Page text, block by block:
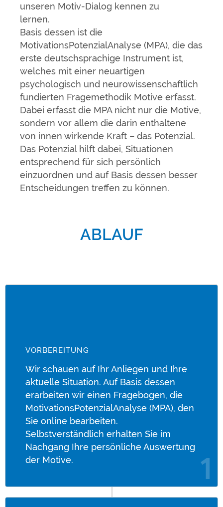
unseren Motiv-Dialog kennen zu
lernen.
Basis dessen ist die
MotivationsPotenzialAnalyse (MPA), die das
erste deutschsprachige Instrument ist,
welches mit einer neuartigen
psychologisch und neurowissenschaftlich
fundierten Fragemethodik Motive erfasst.
Dabei erfasst die MPA nicht nur die Motive,
sondern vor allem die darin enthaltene
von innen wirkende Kraft – das Potenzial.
Das Potenzial hilft dabei, Situationen
entsprechend für sich persönlich
einzuordnen und auf Basis dessen besser
Entscheidungen treffen zu können.
ABLAUF
VORBEREITUNG
Wir schauen auf Ihr Anliegen und Ihre
aktuelle Situation. Auf Basis dessen
erarbeiten wir einen Fragebogen, die
MotivationsPotenzialAnalyse (MPA), den
Sie online bearbeiten.
Selbstverständlich erhalten Sie im
Nachgang Ihre persönliche Auswertung
der Motive.